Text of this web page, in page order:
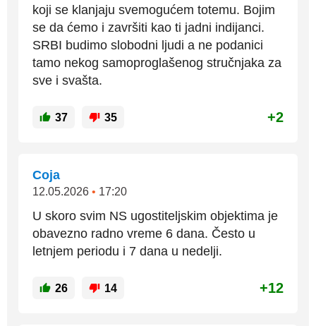
koji se klanjaju svemogućem totemu. Bojim
se da ćemo i završiti kao ti jadni indijanci.
SRBI budimo slobodni ljudi a ne podanici
tamo nekog samoproglašenog stručnjaka za
sve i svašta.
37 35 +2
Coja
12.05.2026 • 17:20
U skoro svim NS ugostiteljskim objektima je
obavezno radno vreme 6 dana. Često u
letnjem periodu i 7 dana u nedelji.
26 14 +12